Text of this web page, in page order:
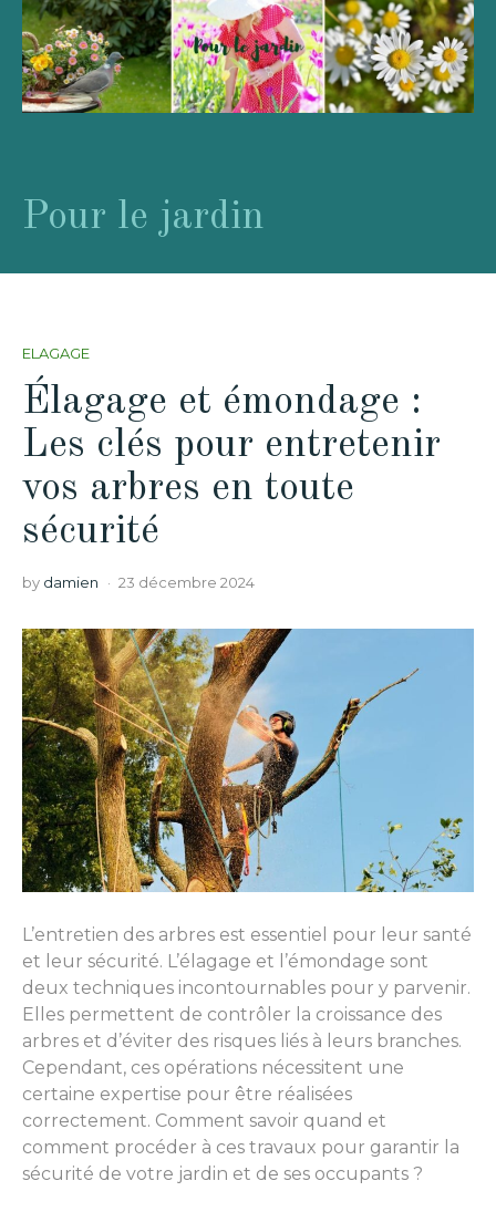
Pour le jardin
ELAGAGE
Élagage et émondage :
Les clés pour entretenir
vos arbres en toute
sécurité
by damien 23 décembre 2024
L’entretien des arbres est essentiel pour leur santé
et leur sécurité. L’élagage et l’émondage sont
deux techniques incontournables pour y parvenir.
Elles permettent de contrôler la croissance des
arbres et d’éviter des risques liés à leurs branches.
Cependant, ces opérations nécessitent une
certaine expertise pour être réalisées
correctement. Comment savoir quand et
comment procéder à ces travaux pour garantir la
sécurité de votre jardin et de ses occupants ?